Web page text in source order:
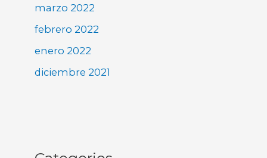
marzo 2022
febrero 2022
enero 2022
diciembre 2021